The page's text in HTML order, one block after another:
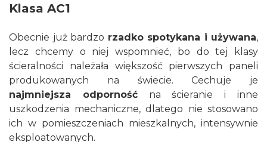
Klasa AC1
Obecnie już bardzo rzadko spotykana i używana,
lecz chcemy o niej wspomnieć, bo do tej klasy
ścieralności należała większość pierwszych paneli
produkowanych na świecie. Cechuje je
najmniejsza odpornośćna ścieranie i inne
uszkodzenia mechaniczne, dlatego nie stosowano
ich w pomieszczeniach mieszkalnych, intensywnie
eksploatowanych.